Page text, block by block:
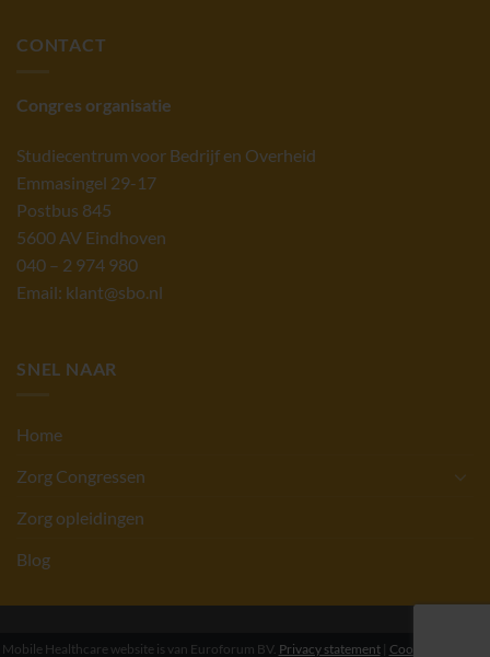
CONTACT
Congres organisatie
Studiecentrum voor Bedrijf en Overheid
Emmasingel 29-17
Postbus 845
5600 AV Eindhoven
040 – 2 974 980
Email: klant@sbo.nl
SNEL NAAR
Home
Zorg Congressen
Zorg opleidingen
Blog
Mobile Healthcare website is van Euroforum BV. Privacy statement| Cookie statement